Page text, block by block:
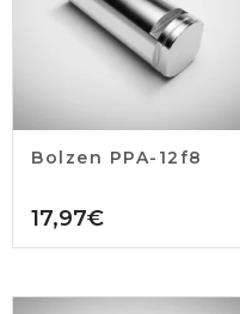
Bolzen PPA-12f8
17,97€